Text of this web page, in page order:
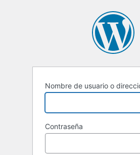
Nombre de usuario o
Contraseña